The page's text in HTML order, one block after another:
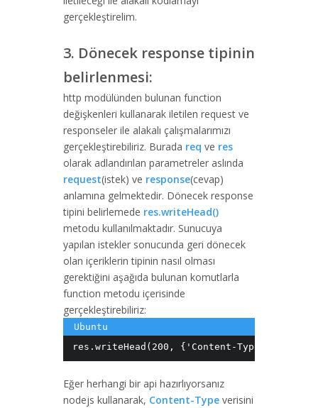
gerçekleştirelim.
3. Dönecek response tipinin
belirlenmesi:
http modülünden bulunan function
değişkenleri kullanarak iletilen request ve
responseler ile alakalı çalışmalarımızı
gerçekleştirebiliriz. Burada req ve res
olarak adlandırılan parametreler aslında
request(istek) ve response(cevap)
anlamına gelmektedir. Dönecek response
tipini belirlemede res.writeHead()
metodu kullanılmaktadır. Sunucuya
yapılan istekler sonucunda geri dönecek
olan içeriklerin tipinin nasıl olması
gerektiğini aşağıda bulunan komutlarla
function metodu içerisinde
gerçekleştirebiliriz:
res.writeHead(200, {'Content-Type':
Eğer herhangi bir api hazırlıyorsanız
nodejs kullanarak, Content-Type verisini